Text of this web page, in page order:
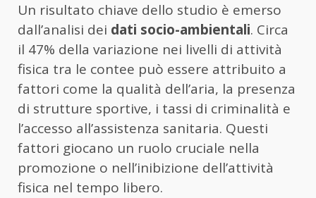
Un risultato chiave dello studio è emerso
dall’analisi dei dati socio-ambientali. Circa
il 47% della variazione nei livelli di attività
fisica tra le contee può essere attribuito a
fattori come la qualità dell’aria, la presenza
di strutture sportive, i tassi di criminalità e
l’accesso all’assistenza sanitaria. Questi
fattori giocano un ruolo cruciale nella
promozione o nell’inibizione dell’attività
fisica nel tempo libero.